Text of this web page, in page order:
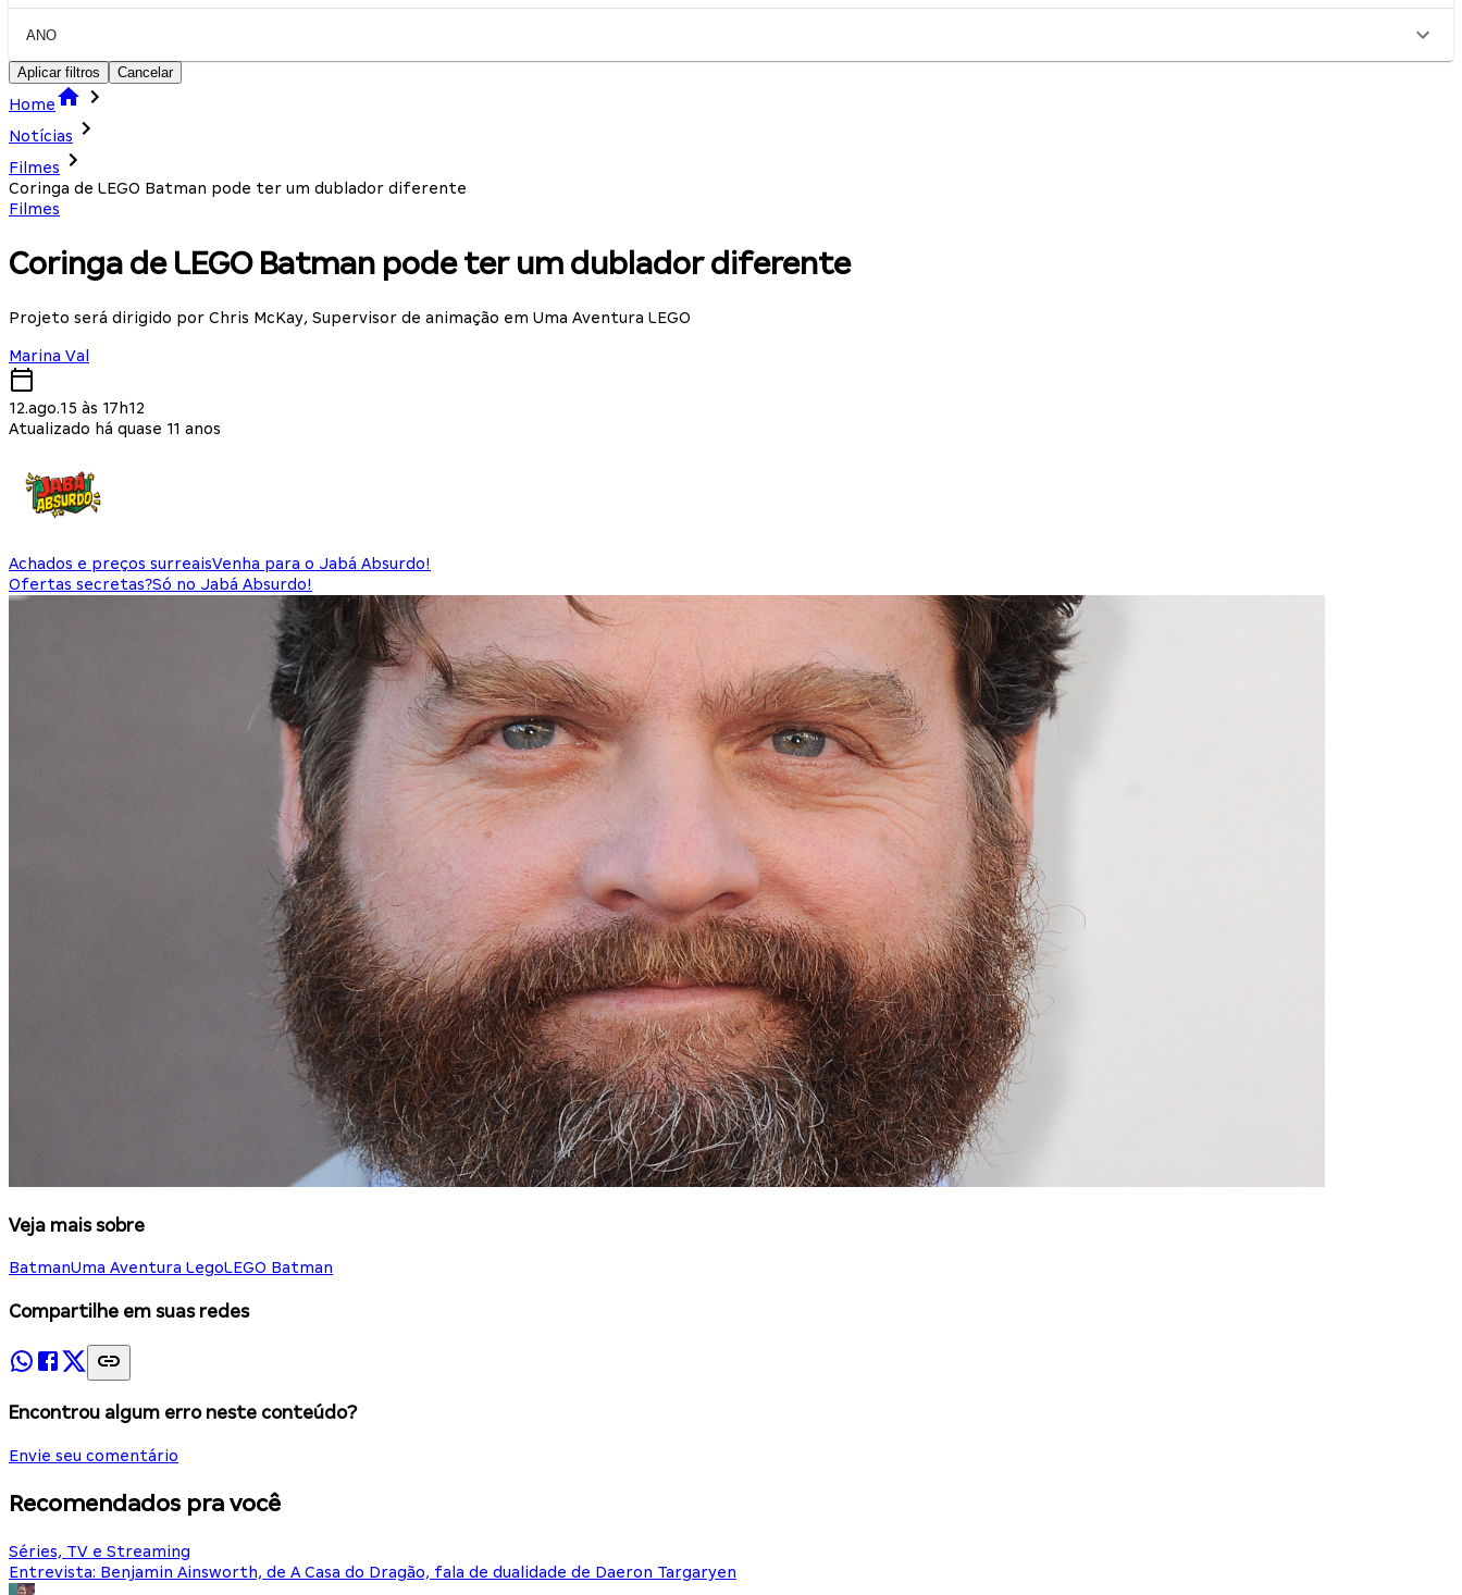
ANO
Aplicar filtros Cancelar
Home
Notícias
Filmes
Coringa de LEGO Batman pode ter um dublador diferente
Filmes
Coringa de LEGO Batman pode ter um dublador diferente
Projeto será dirigido por Chris McKay, Supervisor de animação em Uma Aventura LEGO
Marina Val
12.ago.15 às 17h12
Atualizado há quase 11 anos
Achados e preços surreaisVenha para o Jabá Absurdo!
Ofertas secretas?Só no Jabá Absurdo!
Veja mais sobre
BatmanUma Aventura LegoLEGO Batman
Compartilhe em suas redes
Encontrou algum erro neste conteúdo?
Envie seu comentário
Recomendados pra você
Séries, TV e Streaming
Entrevista: Benjamin Ainsworth, de A Casa do Dragão, fala de dualidade de Daeron Targaryen